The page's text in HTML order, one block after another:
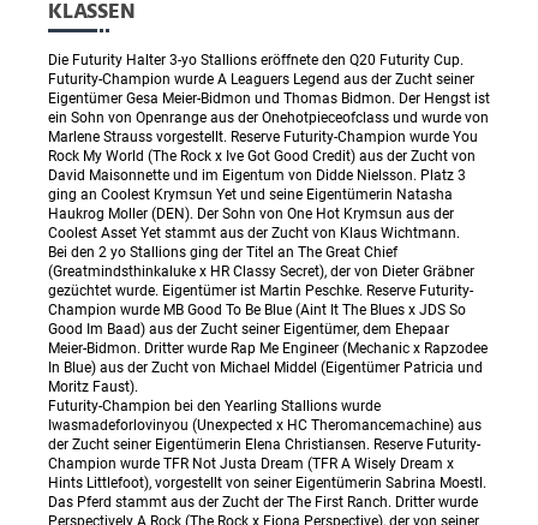
KLASSEN
Die Futurity Halter 3-yo Stallions eröffnete den Q20 Futurity Cup.
Futurity-Champion wurde A Leaguers Legend aus der Zucht seiner
Eigentümer Gesa Meier-Bidmon und Thomas Bidmon. Der Hengst ist
ein Sohn von Openrange aus der Onehotpieceofclass und wurde von
Marlene Strauss vorgestellt. Reserve Futurity-Champion wurde You
Rock My World (The Rock x Ive Got Good Credit) aus der Zucht von
David Maisonnette und im Eigentum von Didde Nielsson. Platz 3
ging an Coolest Krymsun Yet und seine Eigentümerin Natasha
Haukrog Moller (DEN). Der Sohn von One Hot Krymsun aus der
Coolest Asset Yet stammt aus der Zucht von Klaus Wichtmann.
Bei den 2 yo Stallions ging der Titel an The Great Chief
(Greatmindsthinkaluke x HR Classy Secret), der von Dieter Gräbner
gezüchtet wurde. Eigentümer ist Martin Peschke. Reserve Futurity-
Champion wurde MB Good To Be Blue (Aint It The Blues x JDS So
Good Im Baad) aus der Zucht seiner Eigentümer, dem Ehepaar
Meier-Bidmon. Dritter wurde Rap Me Engineer (Mechanic x Rapzodee
In Blue) aus der Zucht von Michael Middel (Eigentümer Patricia und
Moritz Faust).
Futurity-Champion bei den Yearling Stallions wurde
Iwasmadeforlovinyou (Unexpected x HC Theromancemachine) aus
der Zucht seiner Eigentümerin Elena Christiansen. Reserve Futurity-
Champion wurde TFR Not Justa Dream (TFR A Wisely Dream x
Hints Littlefoot), vorgestellt von seiner Eigentümerin Sabrina Moestl.
Das Pferd stammt aus der Zucht der The First Ranch. Dritter wurde